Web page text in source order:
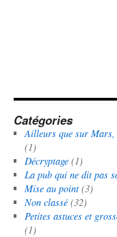
Catégories
Ailleurs que sur Mars,
(1)
Décryptage(1)
La pub qui ne dit pas
Mise au point(3)
Non classé(32)
Petites astuces et
(1)